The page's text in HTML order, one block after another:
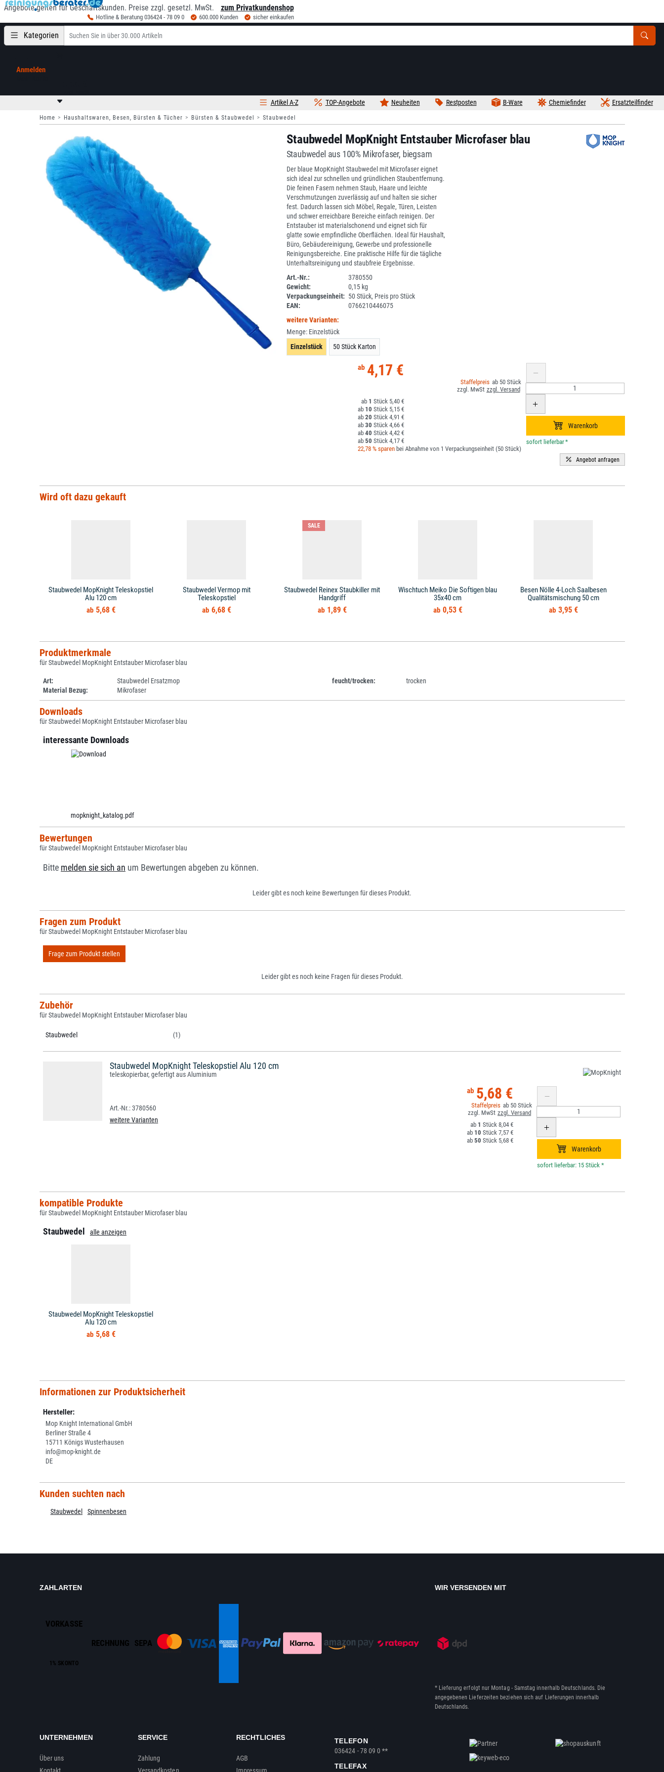
Angebote gelten für Geschäftskunden. Preise zzgl. gesetzl. MwSt. zum Privatkundenshop
Hotline & Beratung 036424 - 78 09 0 600.000 Kunden sicher einkaufen
Kategorien
Anmelden
Ersatzteilfinder
Chemiefinder
B-Ware
Restposten
Neuheiten
TOP-Angebote
Artikel A-Z
Home Haushaltswaren, Besen, Bürsten & Tücher Bürsten & Staubwedel Staubwedel
Staubwedel MopKnight Entstauber Microfaser blau
Staubwedel aus 100% Mikrofaser, biegsam
Der blaue MopKnight Staubwedel mit Microfaser eignet
sich ideal zur schnellen und gründlichen Staubentfernung.
Die feinen Fasern nehmen Staub, Haare und leichte
Verschmutzungen zuverlässig auf und halten sie sicher
fest. Dadurch lassen sich Möbel, Regale, Türen, Leisten
und schwer erreichbare Bereiche einfach reinigen. Der
Entstauber ist materialschonend und eignet sich für
glatte sowie empfindliche Oberflächen. Ideal für Haushalt,
Büro, Gebäudereinigung, Gewerbe und professionelle
Reinigungsbereiche. Eine praktische Hilfe für die tägliche
Unterhaltsreinigung und staubfreie Ergebnisse.
Art.-Nr.:
3780550
Gewicht:
0,15 kg
Verpackungseinheit: 50 Stück, Preis pro Stück
EAN:
0766210446075
weitere Varianten:
Menge: Einzelstück
Einzelstück
50 Stück Karton
4,17 €
50
1
5,40 €
10
5,15 €
20
4,91 €
30
4,66 €
40
4,42 €
50
4,17 €
22,78 % sparenbei Abnahme von 1 Verpackungseinheit (50 Stück)
*
Wird oft dazu gekauft
Staubwedel MopKnight Teleskopstiel
Alu 120 cm
5,68 €
Staubwedel Vermop mit
Teleskopstiel
6,68 €
SALE
Staubwedel Reinex Staubkiller mit
Handgriff
1,89 €
Wischtuch Meiko Die Softigen blau
35x40 cm
0,53 €
Besen Nölle 4-Loch Saalbesen
Qualitätsmischung 50 cm
3,95 €
Produktmerkmale
für Staubwedel MopKnight Entstauber Microfaser blau
Art: Staubwedel Ersatzmop feucht/trocken:
trocken
Material Bezug:
Mikrofaser
Downloads
für Staubwedel MopKnight Entstauber Microfaser blau
interessante Downloads
mopknight_katalog.pdf
Bewertungen
für Staubwedel MopKnight Entstauber Microfaser blau
Bitte melden sie sich an um Bewertungen abgeben zu können.
Leider gibt es noch keine Bewertungen für dieses Produkt.
Fragen zum Produkt
für Staubwedel MopKnight Entstauber Microfaser blau
Frage zum Produkt stellen
Leider gibt es noch keine Fragen für dieses Produkt.
Zubehör
für Staubwedel MopKnight Entstauber Microfaser blau
Staubwedel (1)
Staubwedel MopKnight Teleskopstiel Alu 120 cm
teleskopierbar, gefertigt aus Aluminium
3780560
weitere Varianten
5,68 €
50
1
8,04 €
10
7,57 €
50
5,68 €
*
kompatible Produkte
für Staubwedel MopKnight Entstauber Microfaser blau
Staubwedel alle anzeigen
Staubwedel MopKnight Teleskopstiel
Alu 120 cm
5,68 €
Informationen zur Produktsicherheit
Hersteller:
Mop Knight International GmbH
Berliner Straße 4
15711 Königs Wusterhausen
info@mop-knight.de
DE
Kunden suchten nach
Staubwedel Spinnenbesen
ZAHLARTEN
VORKASSE
1% SKONTO
RECHNUNG SEPA
WIR VERSENDEN MIT
* Lieferung erfolgt nur Montag - Samstag innerhalb Deutschlands. Die
angegebenen Lieferzeiten beziehen sich auf Lieferungen innerhalb
Deutschlands.
UNTERNEHMEN
Über uns
Kontakt
SERVICE
Zahlung
Versandkosten
RECHTLICHES
AGB
Impressum
TELEFON
036424 - 78 09 0 **
TELEFAX